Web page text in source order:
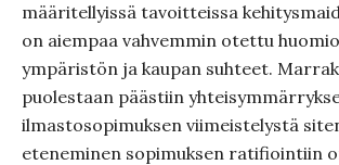
määritellyissä tavoitteissa
on aiempaa vahvemmin otettu
ympäristön ja kaupan suhteet.
puolestaan päästiin
ilmastosopimuksen viimeistelystä
eteneminen sopimuksen ratifiointiin